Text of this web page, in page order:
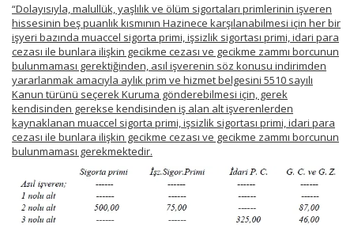
“Dolayısıyla, malullük, yaşlılık ve ölüm sigortaları primlerinin işveren
hissesinin beş puanlık kısmının Hazinece karşılanabilmesi için her bir
işyeri bazında muaccel sigorta primi, işsizlik sigortası primi, idari para
cezası ile bunlara ilişkin gecikme cezası ve gecikme zammı borcunun
bulunmaması gerektiğinden, asıl işverenin söz konusu indirimden
yararlanmak amacıyla aylık prim ve hizmet belgesini 5510 sayılı
Kanun türünü seçerek Kuruma gönderebilmesi için, gerek
kendisinden gerekse kendisinden iş alan alt işverenlerden
kaynaklanan muaccel sigorta primi, işsizlik sigortası primi, idari para
cezası ile bunlara ilişkin gecikme cezası ve gecikme zammı borcunun
bulunmaması gerekmektedir.